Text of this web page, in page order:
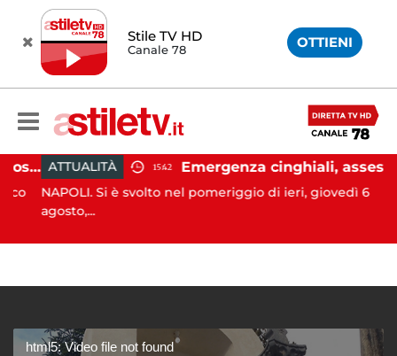
Stile TV HD
Canale 78 OTTIENI
Salerno, colpi di pistola esplosi a Pastena: paura tra i residenti ATTUALITÀ 15:42 Emergenza cinghiali, assessora Serluca: “Al via il Tavolo tecnico permanente della Regione Campania”
NAPOLI. Si è svolto nel pomeriggio di ieri, giovedì 6
agosto,...
html5: Video file not found